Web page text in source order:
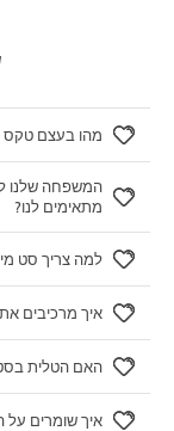
מהו בעצם טקס
המשפחה שלנו
מתאימים לנו?
למה צריך סט
איך מרכיבים
האם הטלית
איך שומרים על